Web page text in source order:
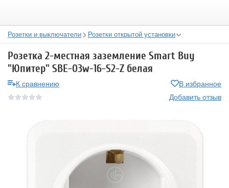
Розетки и выключатели Розетки открытой установки
Розетка 2-местная заземление Smart Buy
"Юпитер" SBE-03w-16-S2-Z белая
К сравнению
В избранное
Добавить отзыв